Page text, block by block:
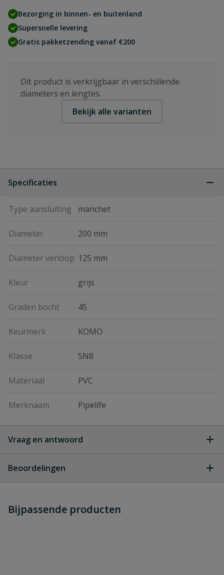
Bezorging in binnen- en buitenland
Supersnelle levering
Gratis pakketzending vanaf €200
Dit product is verkrijgbaar in verschillende
diameters en lengtes.
Bekijk alle varianten
Specificaties
Type aansluiting manchet
Diameter 200 mm
Diameter verloop 125 mm
Kleur grijs
Graden bocht 45
Keurmerk KOMO
Klasse SN8
Materiaal PVC
Merknaam Pipelife
Vraag en antwoord
dit product?
Beoordelingen
Schrijf zelf een beoordeling
Bijpassende producten